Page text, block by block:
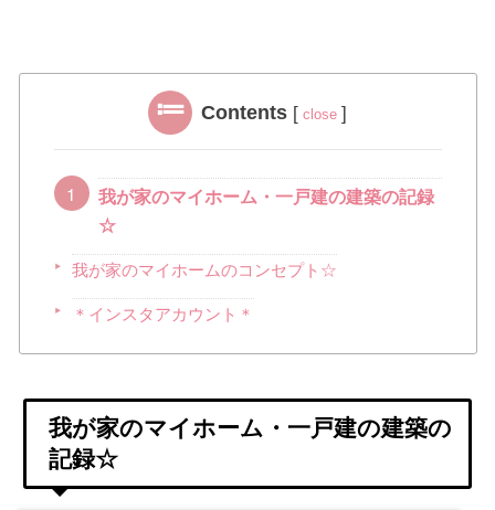
Contents [ close ]
我が家のマイホーム・一戸建の建築の記録
☆
我が家のマイホームのコンセプト☆
＊インスタアカウント＊
我が家のマイホーム・一戸建の建築の
記録☆